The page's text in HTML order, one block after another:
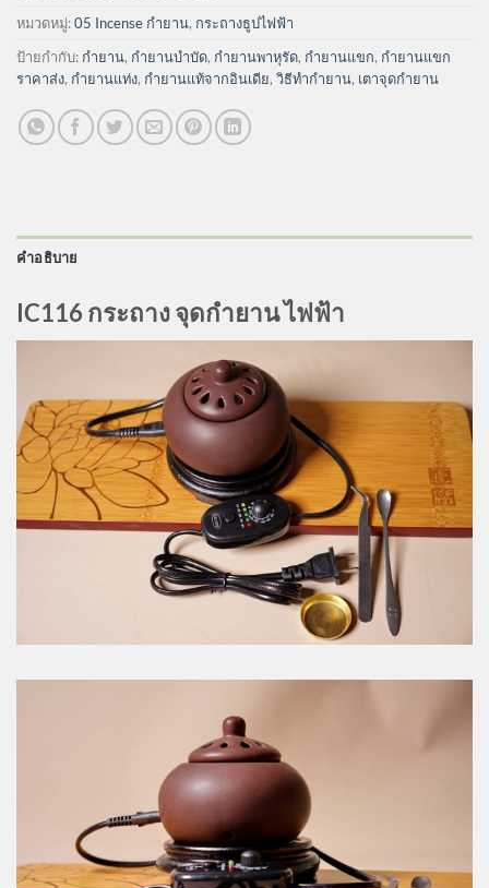
หมวดหมู่:05 Incense กำยาน, กระถางธูปไฟฟ้า
ป้ายกำกับ: กำยาน, กำยานบำบัด, กำยานพาหุรัด, กำยานแขก, กำยานแขก
ราคาส่ง, กำยานแท่ง, กำยานแท้จากอินเดีย, วิธีทำกำยาน, เตาจุดกำยาน
คำอธิบาย
IC116 กระถาง จุดกำยาน ไฟฟ้า